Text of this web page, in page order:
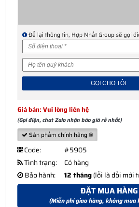
Để lại thông tin, Hợp Nhất Group sẽ gọi
Giá bán: Vui lòng liên hệ
(Gọi điện, chat Zalo nhận báo giá rẻ nhất)
Sản phẩm chính hãng ®
Code:
#5905
Tình trạng:
Có hàng
Bảo hành:
12 tháng(lỗi là đổi mới
ĐẶT MUA HÀNG
(Miễn phí giao hàng, không mua